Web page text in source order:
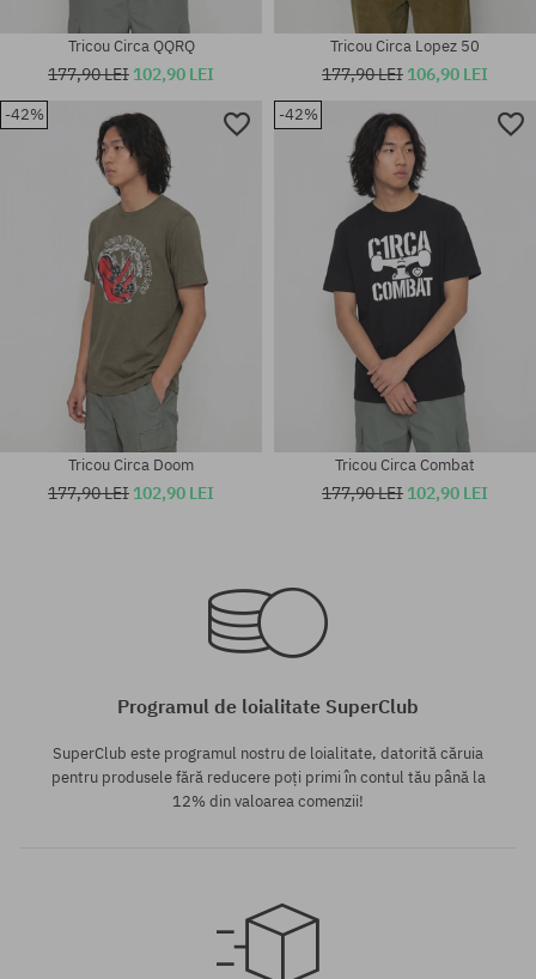
Mărimi existente:
Mărimi existente:
Tricou Circa QQRQ
177,90 LEI 102,90 LEI
M
Tricou Circa Lopez 50
177,90 LEI 106,90 LEI
-42%
Tricou Circa Doom
177,90 LEI 102,90 LEI
-42%
Tricou Circa Combat
177,90 LEI 102,90 LEI
Programul de loialitate SuperClub
SuperClub este programul nostru de loialitate, datorită căruia
pentru produsele fără reducere poți primi în contul tău până la
12% din valoarea comenzii!